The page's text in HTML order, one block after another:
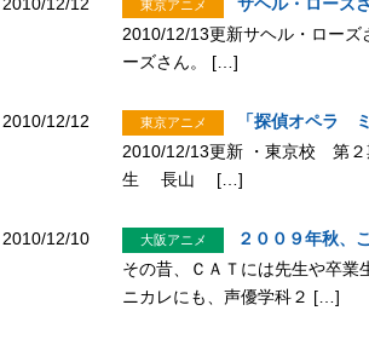
2010/12/12 東京アニメ
サヘル・ローズ
2010/12/13更新サヘル・ローズ
ーズさん。 […]
2010/12/12 東京アニメ
「探偵オペラ
2010/12/13更新 ・東京校 第
生 長山 […]
2010/12/10 大阪アニメ
２００９年秋、
その昔、ＣＡＴには先生や卒業
ニカレにも、声優学科２ […]